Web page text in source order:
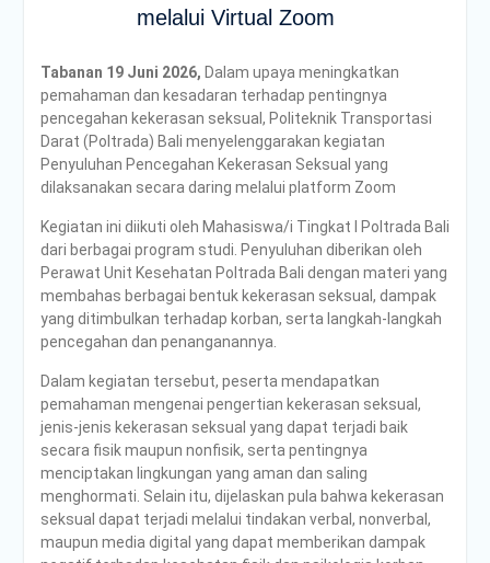
melalui Virtual Zoom
Tabanan 19 Juni 2026, Dalam upaya meningkatkan
pemahaman dan kesadaran terhadap pentingnya
pencegahan kekerasan seksual, Politeknik Transportasi
Darat (Poltrada) Bali menyelenggarakan kegiatan
Penyuluhan Pencegahan Kekerasan Seksual yang
dilaksanakan secara daring melalui platform Zoom
Kegiatan ini diikuti oleh Mahasiswa/i Tingkat I Poltrada Bali
dari berbagai program studi. Penyuluhan diberikan oleh
Perawat Unit Kesehatan Poltrada Bali dengan materi yang
membahas berbagai bentuk kekerasan seksual, dampak
yang ditimbulkan terhadap korban, serta langkah-langkah
pencegahan dan penanganannya.
Dalam kegiatan tersebut, peserta mendapatkan
pemahaman mengenai pengertian kekerasan seksual,
jenis-jenis kekerasan seksual yang dapat terjadi baik
secara fisik maupun nonfisik, serta pentingnya
menciptakan lingkungan yang aman dan saling
menghormati. Selain itu, dijelaskan pula bahwa kekerasan
seksual dapat terjadi melalui tindakan verbal, nonverbal,
maupun media digital yang dapat memberikan dampak